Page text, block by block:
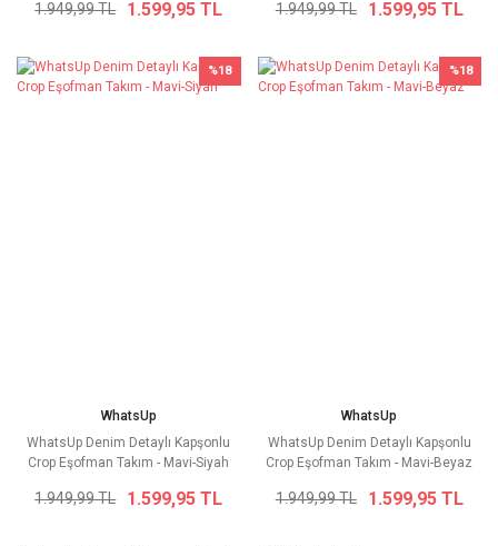
1.949,99 TL 1.599,95 TL 1.949,99 TL 1.599,95 TL
%18
WhatsUp
WhatsUp Denim Detaylı Kapşonlu
Crop Eşofman Takım - Mavi-Siyah
1.949,99 TL 1.599,95 TL
%18
WhatsUp
WhatsUp Denim Detaylı Kapşonlu
Crop Eşofman Takım - Mavi-Beyaz
1.949,99 TL 1.599,95 TL